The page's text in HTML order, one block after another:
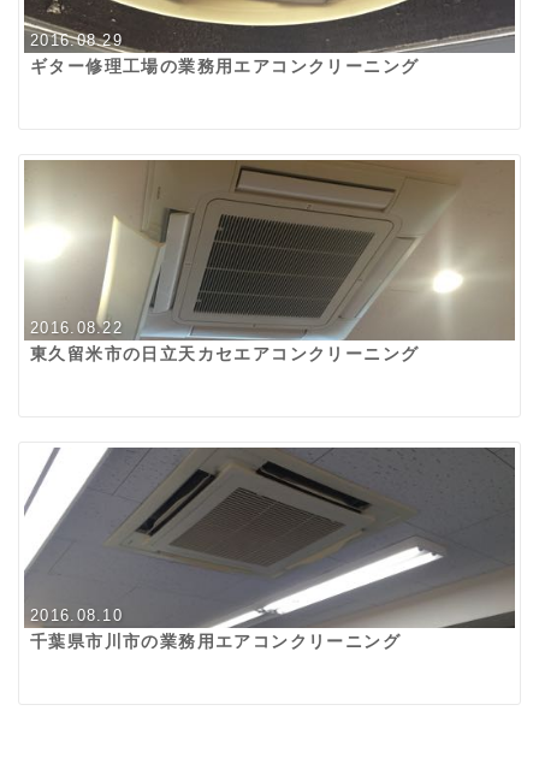
2016.08.29
ギター修理工場の業務用エアコンクリーニング
2016.08.22
東久留米市の日立天カセエアコンクリーニング
2016.08.10
千葉県市川市の業務用エアコンクリーニング